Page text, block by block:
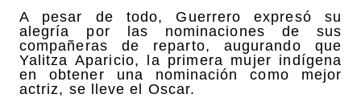
A pesar de todo, Guerrero expresó su
alegría por las nominaciones de sus
compañeras de reparto, augurando que
Yalitza Aparicio, la primera mujer indígena
en obtener una nominación como mejor
actriz, se lleve el Oscar.